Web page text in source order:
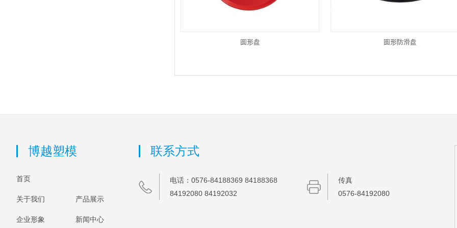
圆形盘 圆形防滑盘
博越塑模
首页
关于我们 产品展示
企业形象 新闻中心
联系方式
电话：0576-84188369 84188368
84192080 84192032
传真
0576-84192080